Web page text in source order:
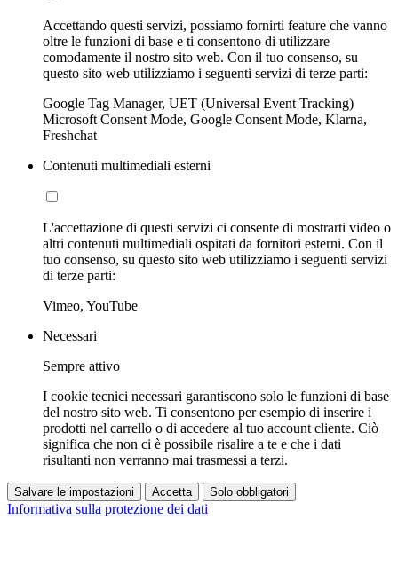
Accettando questi servizi, possiamo fornirti feature che vanno
oltre le funzioni di base e ti consentono di utilizzare
comodamente il nostro sito web. Con il tuo consenso, su
questo sito web utilizziamo i seguenti servizi di terze parti:
Google Tag Manager, UET (Universal Event Tracking)
Microsoft Consent Mode, Google Consent Mode, Klarna,
Freshchat
Contenuti multimediali esterni
L'accettazione di questi servizi ci consente di mostrarti video o
altri contenuti multimediali ospitati da fornitori esterni. Con il
tuo consenso, su questo sito web utilizziamo i seguenti servizi
di terze parti:
Vimeo, YouTube
Necessari
Sempre attivo
I cookie tecnici necessari garantiscono solo le funzioni di base
del nostro sito web. Ti consentono per esempio di inserire i
prodotti nel carrello o di accedere al tuo account cliente. Ciò
significa che non ci è possibile risalire a te e che i dati
risultanti non verranno mai trasmessi a terzi.
Salvare le impostazioni Accetta Solo obbligatori
Informativa sulla protezione dei dati